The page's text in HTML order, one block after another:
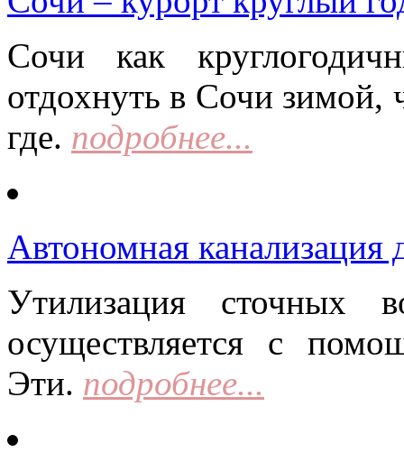
Сочи как
отдохнуть в Сочи зимой,
где. подробнее...
Автономная канализация
Утилизация сточных
осуществляется с
Эти. подробнее...